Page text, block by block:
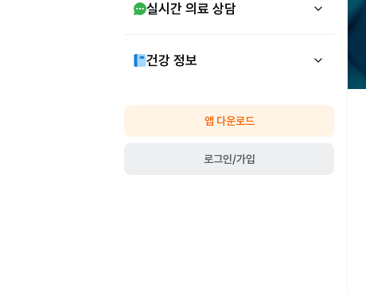
실시간 의료 상담
건강 정보
앱 다운로드
로그인/가입